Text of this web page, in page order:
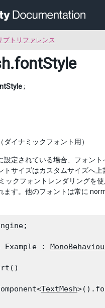
プトリファレンス
.fontStyle
;
イナミックフォント用）
設定されている場合、フォント
トサイズはカスタムサイズへ上
ックフォントレンダリングを
ます。他のフォントは常に
:
TextMesh